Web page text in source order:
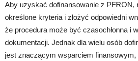
Aby uzyskać dofinansowanie z PFRON,
określone kryteria i złożyć odpowiedni
że procedura może być czasochłonna i
dokumentacji. Jednak dla wielu osób
jest znaczącym wsparciem